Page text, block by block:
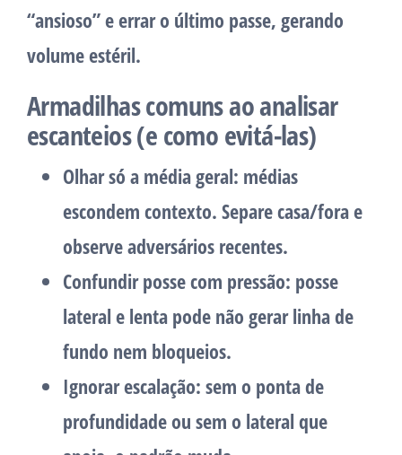
“ansioso” e errar o último passe, gerando
volume estéril.
Armadilhas comuns ao analisar
escanteios (e como evitá-las)
Olhar só a média geral: médias
escondem contexto. Separe casa/fora e
observe adversários recentes.
Confundir posse com pressão: posse
lateral e lenta pode não gerar linha de
fundo nem bloqueios.
Ignorar escalação: sem o ponta de
profundidade ou sem o lateral que